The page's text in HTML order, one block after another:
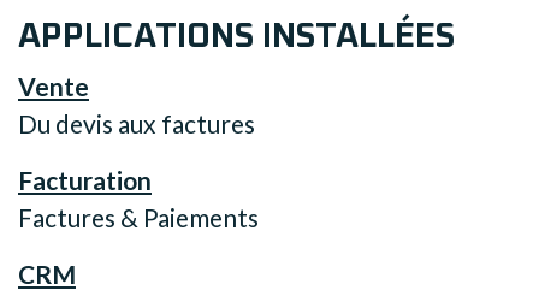
APPLICATIONS INSTALLÉES
Vente
Du devis aux factures
Facturation
Factures & Paiements
CRM